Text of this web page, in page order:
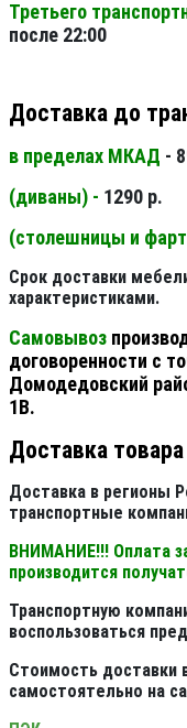
Третьего
после 22:00
Доставка до
в пределах МКАД -
(диваны) - 1290 р.
(столешницы и
Срок доставки
характеристиками.
Самовывоз
договоренности с
Домодедовский
1В.
Доставка
Доставка в регионы
транспортные
ВНИМАНИЕ!!! Оплата
производится
Транспортную
воспользоваться
Стоимость доставки
самостоятельно на